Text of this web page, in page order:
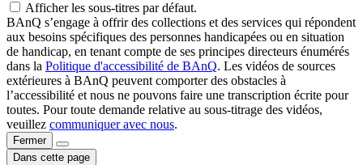
Afficher les sous-titres par défaut.
BAnQ s’engage à offrir des collections et des services qui répondent
aux besoins spécifiques des personnes handicapées ou en situation
de handicap, en tenant compte de ses principes directeurs énumérés
dans la Politique d'accessibilité de BAnQ. Les vidéos de sources
extérieures à BAnQ peuvent comporter des obstacles à
l’accessibilité et nous ne pouvons faire une transcription écrite pour
toutes. Pour toute demande relative au sous-titrage des vidéos,
veuillez communiquer avec nous.
Fermer
Dans cette page